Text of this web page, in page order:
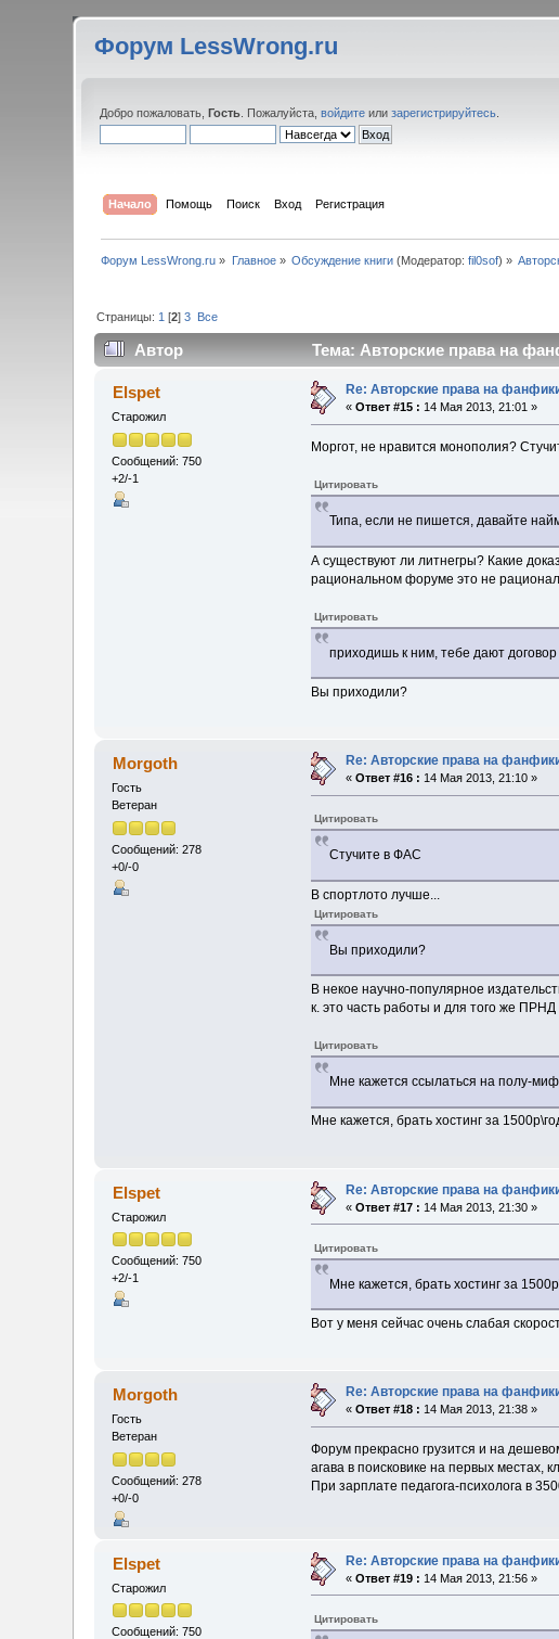
Форум LessWrong.ru
Добро пожаловать,Гость . Пожалуйста,войдите илизарегистрируйтесь
Начало Помощь Поиск Вход Регистрация
Форум LessWrong.ru » Главное» Обсуждение книги (Модератор:fil0sof) »
Страницы: 1 [2]3 Все
Автор Тема: Авторские права на
Elspet
Старожил
Сообщений: 750
+2/-1
Re: Авторские права на
«Ответ #15 : 14 Мая 2013, 21:01 »
Моргот, не нравится монополия?
Цитировать
Типа, если не пишется, давайте
А существуют ли литнегры? Какие
рациональном форуме это не
Цитировать
приходишь к ним, тебе дают
Вы приходили?
Morgoth
Гость
Ветеран
Сообщений: 278
+0/-0
Re: Авторские права на
«Ответ #16 : 14 Мая 2013, 21:10 »
Цитировать
Стучите в ФАС
В спортлото лучше...
Цитировать
Вы приходили?
В некое научно-популярное
к. это часть работы и для того же
Цитировать
Мне кажется ссылаться на полу-
Мне кажется, брать хостинг за
Elspet
Старожил
Сообщений: 750
+2/-1
Re: Авторские права на
«Ответ #17 : 14 Мая 2013, 21:30 »
Цитировать
Мне кажется, брать хостинг за
Вот у меня сейчас очень слабая
Morgoth
Гость
Ветеран
Сообщений: 278
+0/-0
Re: Авторские права на
«Ответ #18 : 14 Мая 2013, 21:38 »
Форум прекрасно грузится и на
агава в поисковике на первых местах,
При зарплате педагога-психолога в
Elspet
Старожил
Сообщений: 750
Re: Авторские права на
«Ответ #19 : 14 Мая 2013, 21:56 »
Цитировать